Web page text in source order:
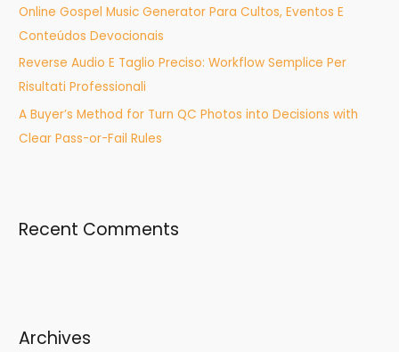
Online Gospel Music Generator Para Cultos, Eventos E
Conteúdos Devocionais
Reverse Audio E Taglio Preciso: Workflow Semplice Per
Risultati Professionali
A Buyer’s Method for Turn QC Photos into Decisions with
Clear Pass-or-Fail Rules
Recent Comments
Archives